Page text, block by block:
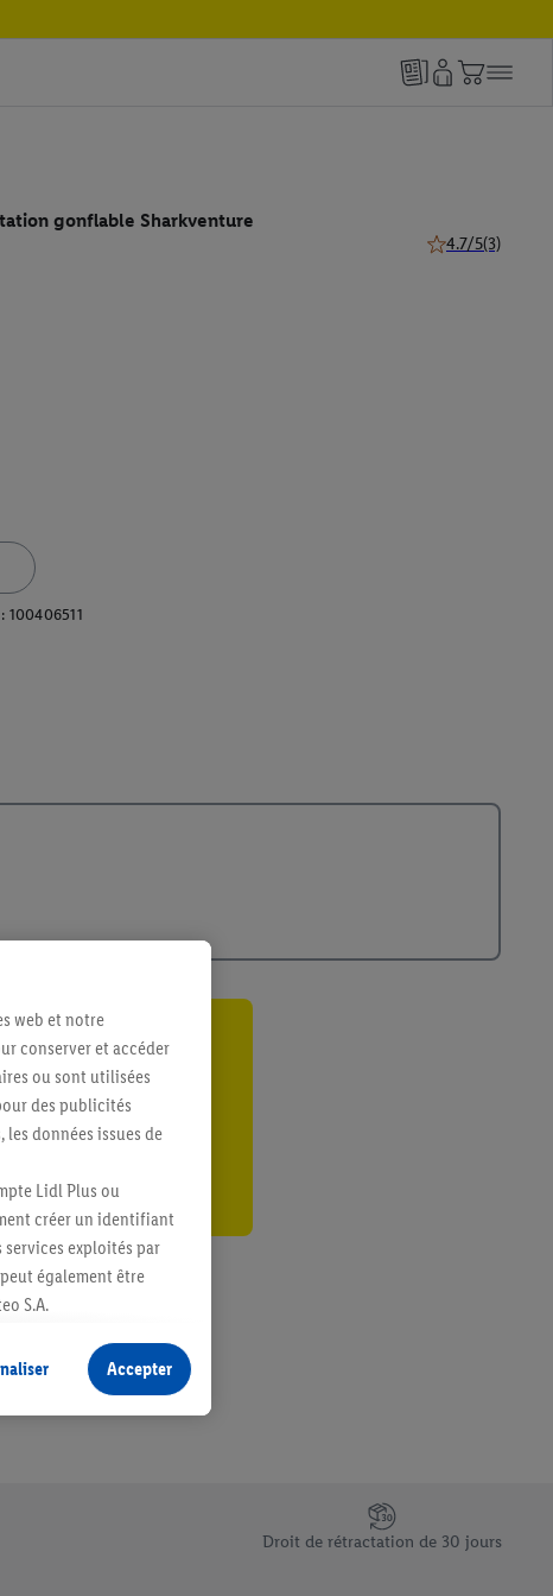
gonflable Sharkventure
4.7/5(3)
100406511
Droit de rétractation de 30 jours
web et notre
conserver et accéder
ou sont utilisées
des publicités
données issues de
Lidl Plus ou
créer un identifiant
exploités par
également être
S.A.
sans procéder à
plusieurs terminaux ou
cas échéant, d’autres
En cliquant sur
de plus amples
Accepter